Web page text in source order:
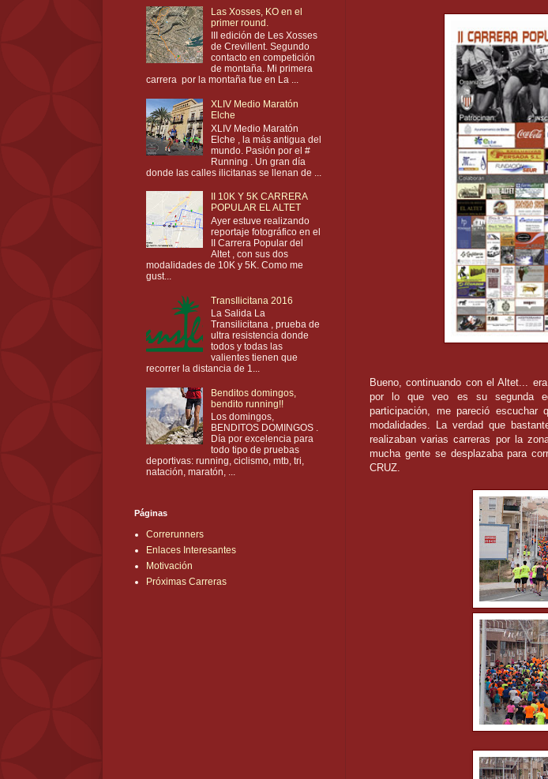
Bueno, continuando con el Altet...
por lo que veo es su segunda
participación, me pareció escuchar
modalidades. La verdad que
realizaban varias carreras por la
mucha gente se desplazaba para
CRUZ.
Las Xosses, KO en el
primer round.
III edición de Les Xosses
de Crevillent. Segundo
contacto en competición
de montaña. Mi primera
carrera por la montaña fue en La ...
XLIV Medio Maratón
Elche
XLIV Medio Maratón
Elche , la más antigua del
mundo. Pasión por el #
Running . Un gran día
donde las calles ilicitanas se llenan de ...
II 10K Y 5K CARRERA
POPULAR EL ALTET
Ayer estuve realizando
reportaje fotográfico en el
II Carrera Popular del
Altet , con sus dos
modalidades de 10K y 5K. Como me
gust...
TransIlicitana 2016
La Salida La
Transilicitana , prueba de
ultra resistencia donde
todos y todas las
valientes tienen que
recorrer la distancia de 1...
Benditos domingos,
bendito running!!
Los domingos,
BENDITOS DOMINGOS .
Día por excelencia para
todo tipo de pruebas
deportivas: running, ciclismo, mtb, tri,
natación, maratón, ...
Páginas
Correrunners
Enlaces Interesantes
Motivación
Próximas Carreras